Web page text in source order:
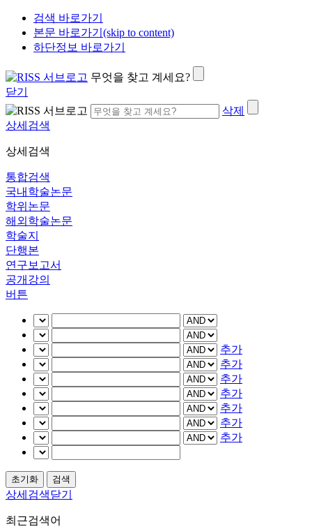
검색 바로가기
본문 바로가기(skip to content)
하단정보 바로가기
무엇을 찾고 계세요?
닫기
삭제
상세검색
상세검색
통합검색
국내학술논문
학위논문
해외학술논문
학술지
단행본
연구보고서
공개강의
버튼
추가
추가
추가
추가
추가
추가
추가
상세검색닫기
최근검색어